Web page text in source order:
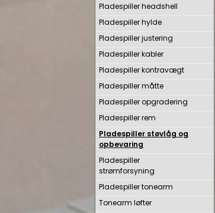
Pladespiller headshell
Pladespiller hylde
Pladespiller justering
Pladespiller kabler
Pladespiller kontravægt
Pladespiller måtte
Pladespiller opgradering
Pladespiller rem
Pladespiller støvlåg og
opbevaring
Pladespiller
strømforsyning
Pladespiller tonearm
Tonearm løfter